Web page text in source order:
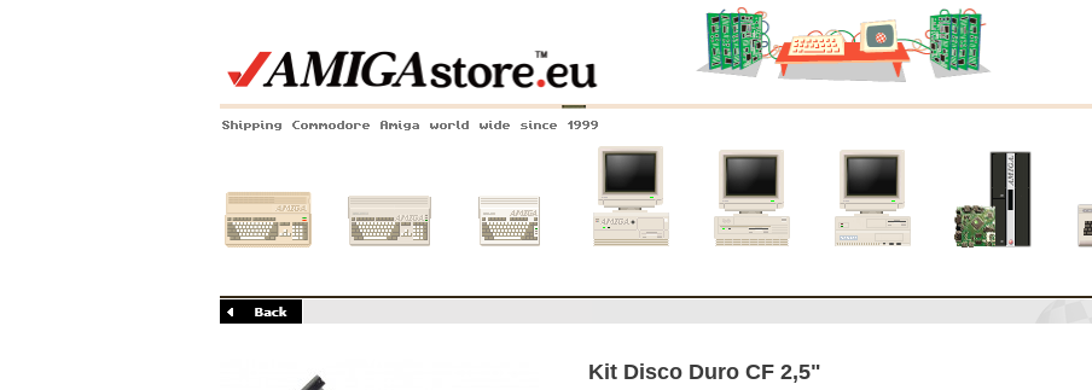
Shipping Commodore Amiga world wide since 1999
Kit Disco Duro CF 2,5"